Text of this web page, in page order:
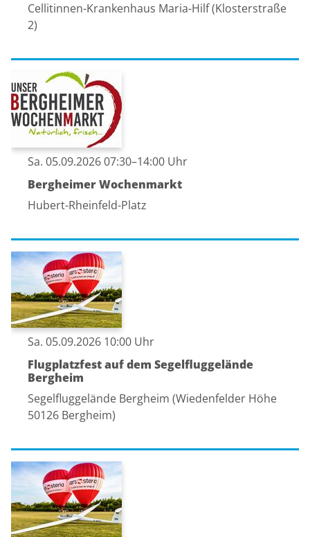
Cellitinnen-Krankenhaus Maria-Hilf (Klosterstraße
2)
Sa. 05.09.2026 07:30–14:00 Uhr
Bergheimer Wochenmarkt
Hubert-Rheinfeld-Platz
Sa. 05.09.2026 10:00 Uhr
Flugplatzfest auf dem Segelfluggelände
Bergheim
Segelfluggelände Bergheim (Wiedenfelder Höhe
50126 Bergheim)